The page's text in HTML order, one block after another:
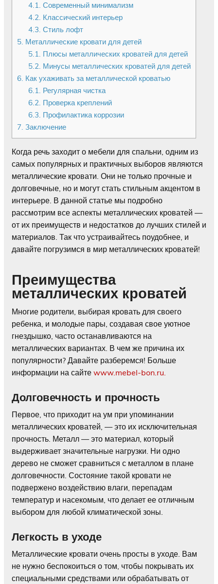
4.1. Современный минимализм
4.2. Классический интерьер
4.3. Стиль лофт
5. Металлические кровати для детей
5.1. Плюсы металлических кроватей для детей
5.2. Минусы металлических кроватей для детей
6. Как ухаживать за металлической кроватью
6.1. Регулярная чистка
6.2. Проверка креплений
6.3. Профилактика коррозии
7. Заключение
Когда речь заходит о мебели для спальни, одним из
самых популярных и практичных выборов являются
металлические кровати. Они не только прочные и
долговечные, но и могут стать стильным акцентом в
интерьере. В данной статье мы подробно
рассмотрим все аспекты металлических кроватей —
от их преимуществ и недостатков до лучших стилей и
материалов. Так что устраивайтесь поудобнее, и
давайте погрузимся в мир металлических кроватей!
Преимущества
металлических кроватей
Многие родители, выбирая кровать для своего
ребенка, и молодые пары, создавая свое уютное
гнездышко, часто останавливаются на
металлических вариантах. В чем же причина их
популярности? Давайте разберемся! Больше
информации на сайте www.mebel-bon.ru.
Долговечность и прочность
Первое, что приходит на ум при упоминании
металлических кроватей, — это их исключительная
прочность. Металл — это материал, который
выдерживает значительные нагрузки. Ни одно
дерево не сможет сравниться с металлом в плане
долговечности. Состояние такой кровати не
подвержено воздействию влаги, перепадам
температур и насекомым, что делает ее отличным
выбором для любой климатической зоны.
Легкость в уходе
Металлические кровати очень просты в уходе. Вам
не нужно беспокоиться о том, чтобы покрывать их
специальными средствами или обрабатывать от